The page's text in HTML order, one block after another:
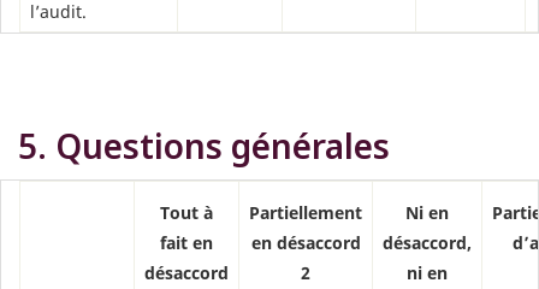
l’audit.
5. Questions générales
Tout à
fait en
désaccord
Partiellement
en désaccord
2
Ni en
désaccord,
ni en